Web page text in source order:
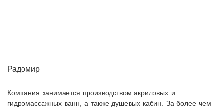
Радомир
Компания занимается производством акриловых и
гидромассажных ванн, а также душевых кабин. За более чем